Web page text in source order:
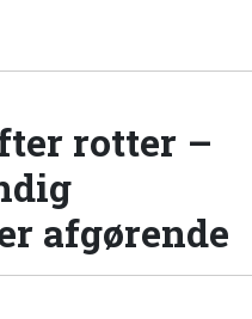
rotter –
afgørende